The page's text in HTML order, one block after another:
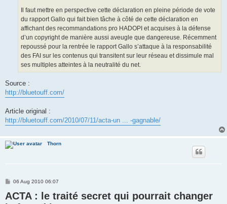
Il faut mettre en perspective cette déclaration en pleine période de vote
du rapport Gallo qui fait bien tâche à côté de cette déclaration en
affichant des recommandations pro HADOPI et acquises à la défense
d’un copyright de manière aussi aveugle que dangereuse. Récemment
repoussé pour la rentrée le rapport Gallo s’attaque à la responsabilité
des FAI sur les contenus qui transitent sur leur réseau et dissimule mal
ses multiples atteintes à la neutralité du net.
Source :
http://bluetouff.com/
Article original :
http://bluetouff.com/2010/07/11/acta-un ... -gagnable/
Thorn
P
s
t
06 Aug 2010 06:07
ACTA : le traité secret qui pourrait changer